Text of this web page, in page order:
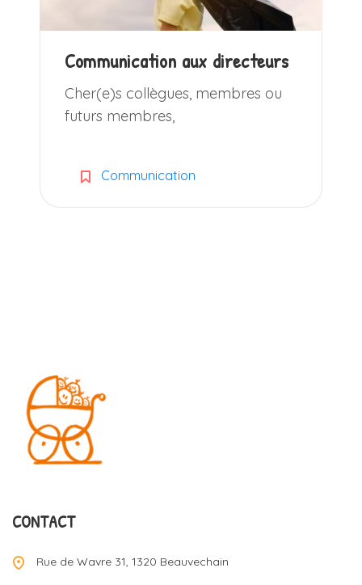
Communication aux directeurs
Cher(e)s collègues, membres ou
futurs membres,
Communication
CONTACT
Rue de Wavre 31, 1320 Beauvechain